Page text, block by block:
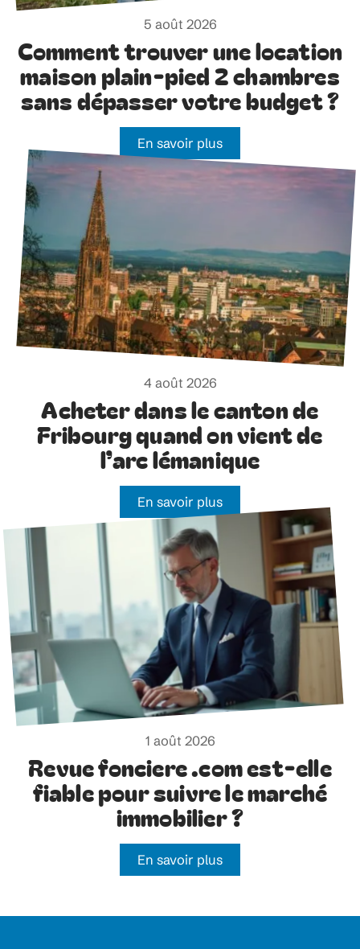
5 août 2026
Comment trouver une location
maison plain-pied 2 chambres
sans dépasser votre budget ?
En savoir plus
4 août 2026
Acheter dans le canton de
Fribourg quand on vient de
l’arc lémanique
En savoir plus
1 août 2026
Revue fonciere .com est-elle
fiable pour suivre le marché
immobilier ?
En savoir plus